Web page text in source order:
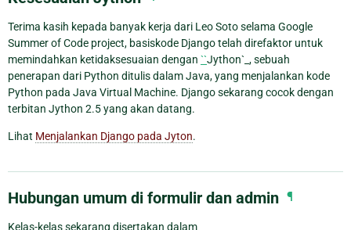
Terima kasih kepada banyak kerja dari Leo Soto selama Google
Summer of Code project, basiskode Django telah direfaktor untuk
memindahkan ketidaksesuaian dengan ``Jython`_, sebuah
penerapan dari Python ditulis dalam Java, yang menjalankan kode
Python pada Java Virtual Machine. Django sekarang cocok dengan
terbitan Jython 2.5 yang akan datang.
Lihat Menjalankan Django pada Jyton.
Hubungan umum di formulir dan admin ¶
Kelas-kelas sekarang disertakan dalam